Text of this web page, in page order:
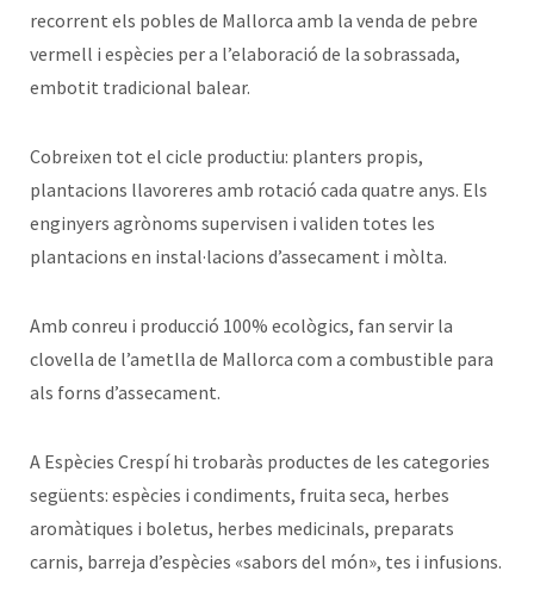
recorrent els pobles de Mallorca amb la venda de pebre
vermell i espècies per a l’elaboració de la sobrassada,
embotit tradicional balear.
Cobreixen tot el cicle productiu: planters propis,
plantacions llavoreres amb rotació cada quatre anys. Els
enginyers agrònoms supervisen i validen totes les
plantacions en instal·lacions d’assecament i mòlta.
Amb conreu i producció 100% ecològics, fan servir la
clovella de l’ametlla de Mallorca com a combustible para
als forns d’assecament.
A Espècies Crespí hi trobaràs productes de les categories
següents: espècies i condiments, fruita seca, herbes
aromàtiques i boletus, herbes medicinals, preparats
carnis, barreja d’espècies «sabors del món», tes i infusions.